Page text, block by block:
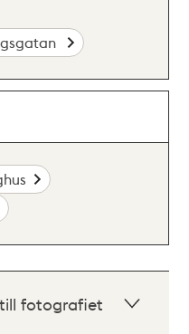
till fotografiet